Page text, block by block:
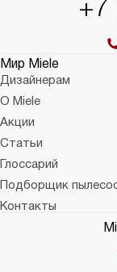
+7
Мир Miele
Дизайнерам
О Miele
Акции
Статьи
Глоссарий
Подборщик
Контакты